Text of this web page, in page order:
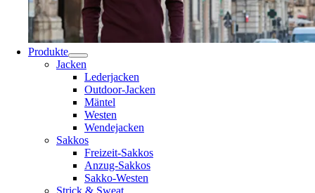
Produkte
Jacken
Lederjacken
Outdoor-Jacken
Mäntel
Westen
Wendejacken
Sakkos
Freizeit-Sakkos
Anzug-Sakkos
Sakko-Westen
Strick & Sweat